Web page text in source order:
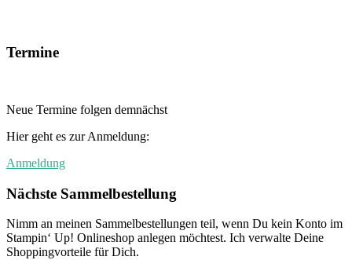
Termine
Neue Termine folgen demnächst
Hier geht es zur Anmeldung:
Anmeldung
Nächste Sammelbestellung
Nimm an meinen Sammelbestellungen teil, wenn Du kein Konto im
Stampin‘ Up! Onlineshop anlegen möchtest. Ich verwalte Deine
Shoppingvorteile für Dich.